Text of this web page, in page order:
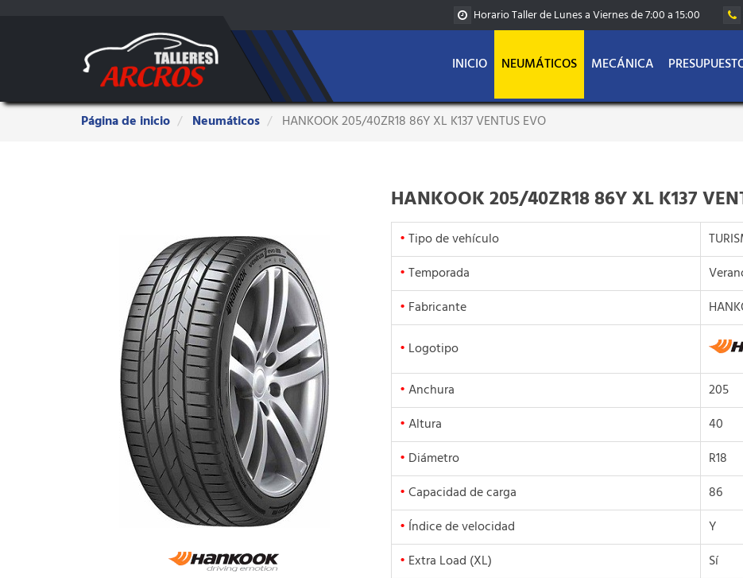
Horario Taller de Lunes a Viernes de 7:00 a 15:00
INICIO NEUMÁTICOS MECÁNICA
Estas
aquí:
Página de inicio Neumáticos HANKOOK 205/40ZR18 86Y XL K137 VENTUS EVO
HANKOOK 205/40ZR18 86Y XL K137
•Tipo de vehículo
•Temporada
• Fabricante
• Logotipo
•Anchura
205
•Altura
40
• Diámetro
R18
•Capacidad de carga
86
• Índice de velocidad
Y
• Extra Load (XL)
Sí